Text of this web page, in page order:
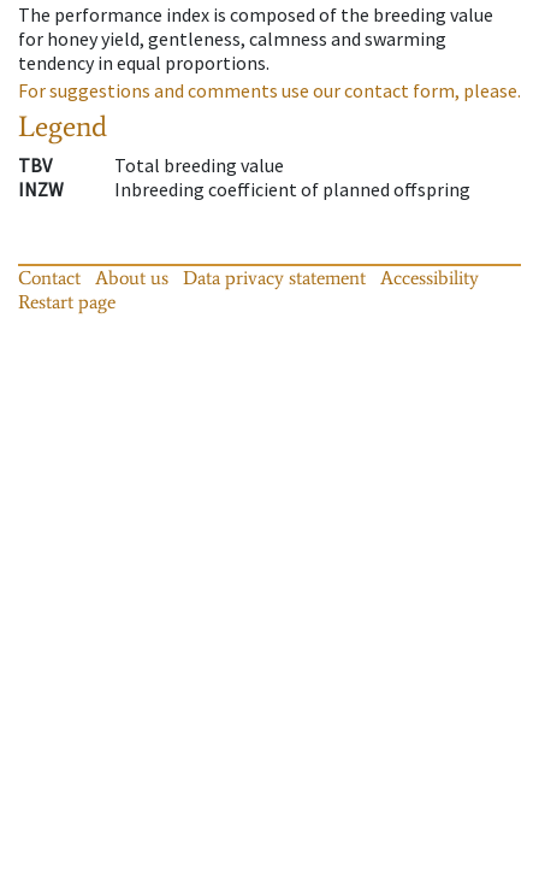
The performance index is composed of the breeding value
for honey yield, gentleness, calmness and swarming
tendency in equal proportions.
For suggestions and comments use our contact form, please.
Legend
TBV
Total breeding value
INZW
Inbreeding coefficient of planned offspring
Contact About us Data privacy statement
Accessibility
Restart page